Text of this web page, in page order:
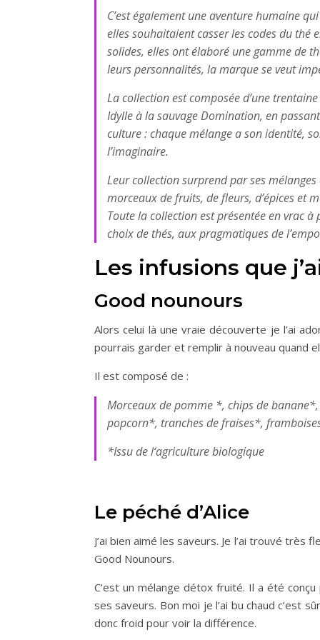
C’est également une aventure humaine
elles souhaitaient casser les codes du thé
solides, elles ont élaboré une gamme de
leurs personnalités, la marque se veut
La collection est composée d’une
Idylle à la sauvage Domination, en
culture : chaque mélange a son identité,
l’imaginaire.
Leur collection surprend par ses
morceaux de fruits, de fleurs, d’épices et
Toute la collection est présentée en vrac
choix de thés, aux pragmatiques de
Les infusions que
Good nounours
Alors celui là une vraie découverte je l’ai
pourrais garder et remplir à nouveau quand
Il est composé de :
Morceaux de pomme *, chips de
popcorn*, tranches de fraises*,
*Issu de l‘agriculture biologique
Le péché d’Alice
J’ai bien aimé les saveurs. Je l’ai trouvé très
Good Nounours.
C’est un mélange détox fruité. Il a été
ses saveurs. Bon moi je l’ai bu chaud c’est
donc froid pour voir la différence.